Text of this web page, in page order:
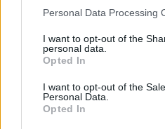
Personal Data Processing
I want to opt-out of the
personal data.
Opted In
I want to opt-out of the
Personal Data.
Opted In